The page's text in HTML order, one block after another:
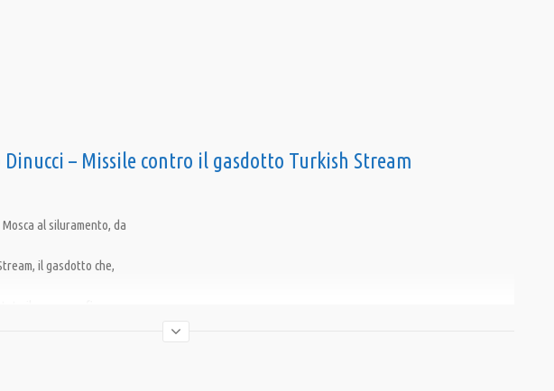
– Missile contro il gasdotto Turkish Stream
al siluramento, da
il gasdotto che,